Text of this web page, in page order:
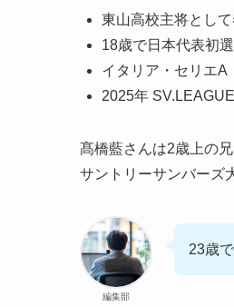
東山高校主将とし
18歳で日本代表初
イタリア・セリエA
2025年
髙橋藍さんは2歳上の
サントリーサンバーズ
編集部
23歳